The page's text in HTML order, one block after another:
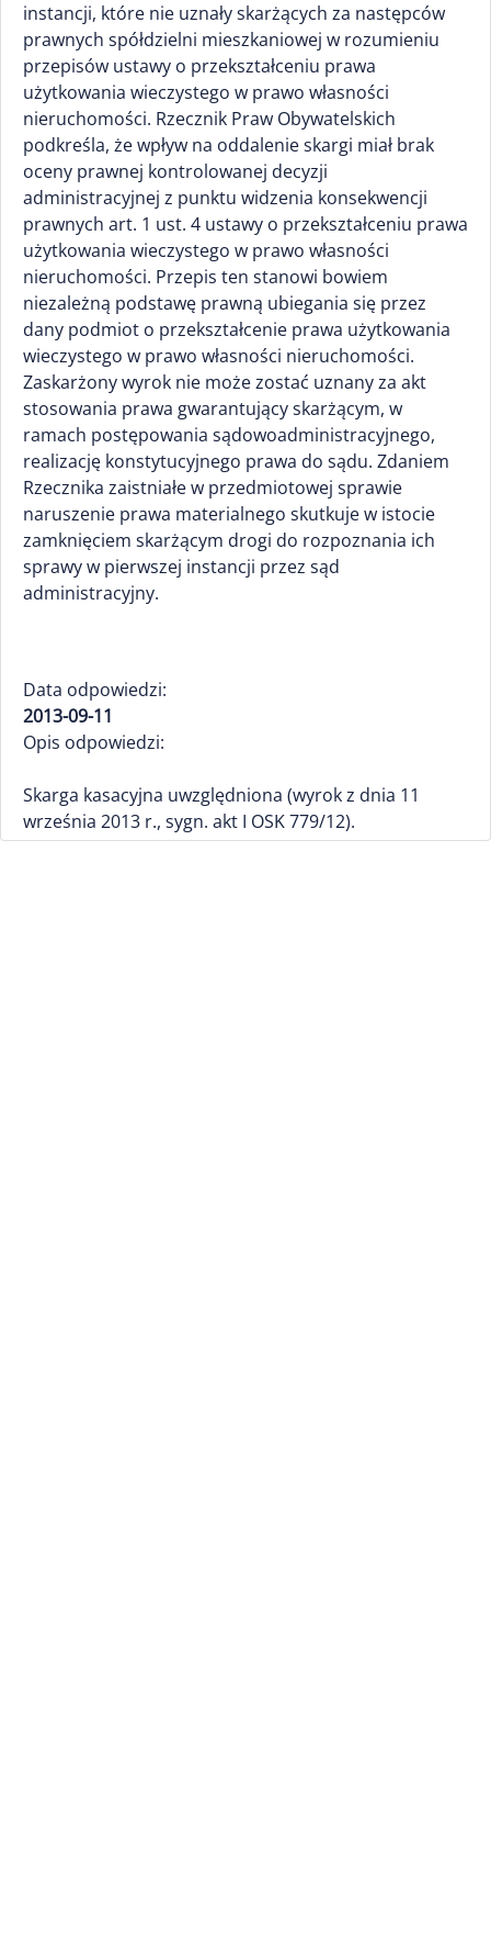
instancji, które nie uznały skarżących za następców
prawnych spółdzielni mieszkaniowej w rozumieniu
przepisów ustawy o przekształceniu prawa
użytkowania wieczystego w prawo własności
nieruchomości. Rzecznik Praw Obywatelskich
podkreśla, że wpływ na oddalenie skargi miał brak
oceny prawnej kontrolowanej decyzji
administracyjnej z punktu widzenia konsekwencji
prawnych art. 1 ust. 4 ustawy o przekształceniu prawa
użytkowania wieczystego w prawo własności
nieruchomości. Przepis ten stanowi bowiem
niezależną podstawę prawną ubiegania się przez
dany podmiot o przekształcenie prawa użytkowania
wieczystego w prawo własności nieruchomości.
Zaskarżony wyrok nie może zostać uznany za akt
stosowania prawa gwarantujący skarżącym, w
ramach postępowania sądowoadministracyjnego,
realizację konstytucyjnego prawa do sądu. Zdaniem
Rzecznika zaistniałe w przedmiotowej sprawie
naruszenie prawa materialnego skutkuje w istocie
zamknięciem skarżącym drogi do rozpoznania ich
sprawy w pierwszej instancji przez sąd
administracyjny.
Data odpowiedzi:
2013-09-11
Opis odpowiedzi:
Skarga kasacyjna uwzględniona (wyrok z dnia 11
września 2013 r., sygn. akt I OSK 779/12).